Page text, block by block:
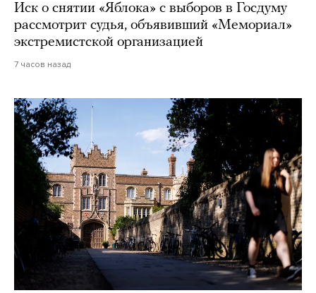
Иск о снятии «Яблока» с выборов в Госдуму
рассмотрит судья, объявивший «Мемориал»
экстремистской организацией
7 часов назад